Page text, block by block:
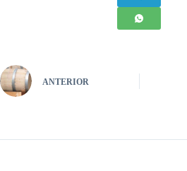
ANTERIOR